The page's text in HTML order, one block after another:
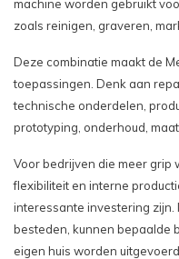
machine worden gebruikt
zoals reinigen, graveren,
Deze combinatie maakt de
toepassingen. Denk aan
technische onderdelen,
prototyping, onderhoud,
Voor bedrijven die meer grip
flexibiliteit en interne
interessante investering zijn.
besteden, kunnen bepaalde
eigen huis worden uitgevoerd.